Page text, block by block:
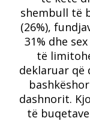
shembull të
(26%),
31% dhe
të
deklaruar që
dashnorit.
të